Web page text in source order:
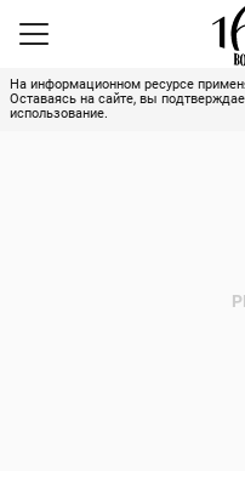
На информационном ресурсе
Оставаясь на сайте, вы
использование.